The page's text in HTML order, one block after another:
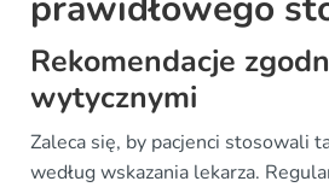
Rekomendacje
wytycznymi
Zaleca się, by pacjenci stosowali
według wskazania lekarza.